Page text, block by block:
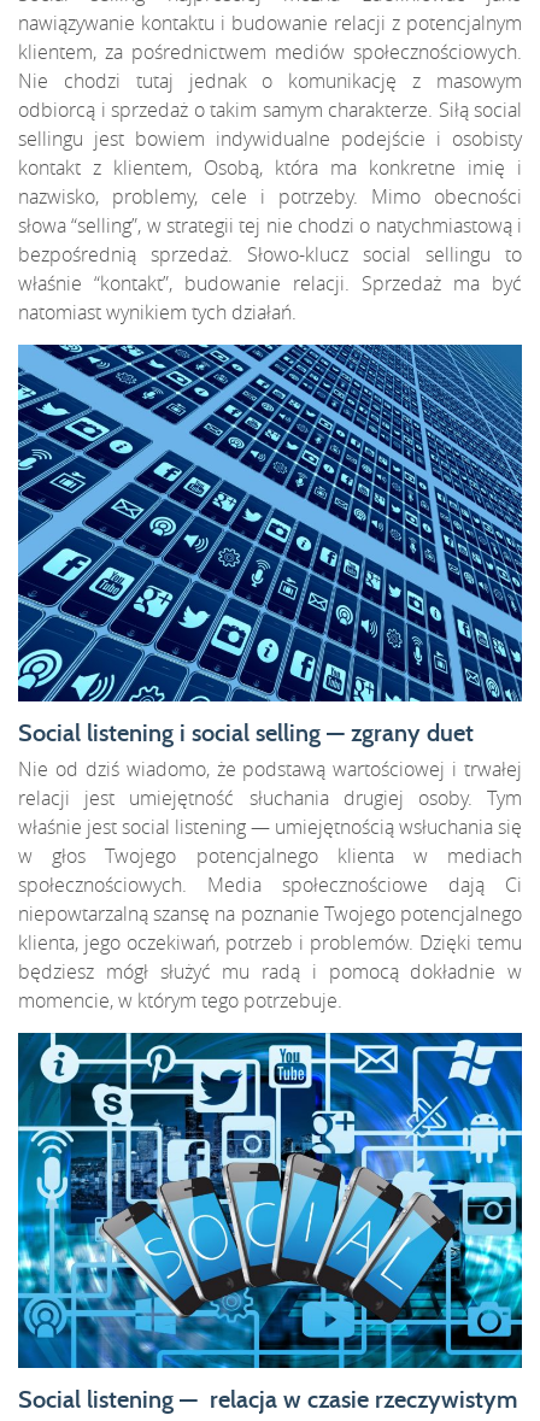
nawiązywanie kontaktu i budowanie relacji z potencjalnym
klientem, za pośrednictwem mediów społecznościowych.
Nie chodzi tutaj jednak o komunikację z masowym
odbiorcą i sprzedaż o takim samym charakterze. Siłą social
sellingu jest bowiem indywidualne podejście i osobisty
kontakt z klientem, Osobą, która ma konkretne imię i
nazwisko, problemy, cele i potrzeby. Mimo obecności
słowa “selling”, w strategii tej nie chodzi o natychmiastową i
bezpośrednią sprzedaż. Słowo-klucz social sellingu to
właśnie “kontakt”, budowanie relacji. Sprzedaż ma być
natomiast wynikiem tych działań.
Social listening i social selling — zgrany duet
Nie od dziś wiadomo, że podstawą wartościowej i trwałej
relacji jest umiejętność słuchania drugiej osoby. Tym
właśnie jest social listening — umiejętnością wsłuchania się
w głos Twojego potencjalnego klienta w mediach
społecznościowych. Media społecznościowe dają Ci
niepowtarzalną szansę na poznanie Twojego potencjalnego
klienta, jego oczekiwań, potrzeb i problemów. Dzięki temu
będziesz mógł służyć mu radą i pomocą dokładnie w
momencie, w którym tego potrzebuje.
Social listening — relacja w czasie rzeczywistym